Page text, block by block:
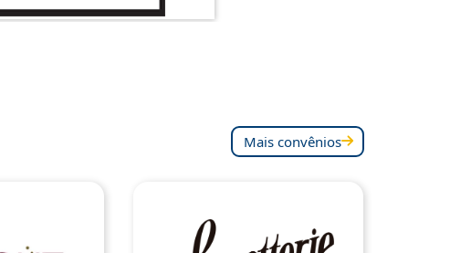
Mais convênios